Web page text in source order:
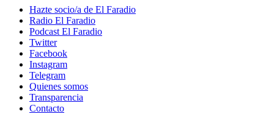
Hazte socio/a de El Faradio
Radio El Faradio
Podcast El Faradio
Twitter
Facebook
Instagram
Telegram
Quienes somos
Transparencia
Contacto